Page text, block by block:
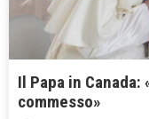
Il Papa in
commesso»